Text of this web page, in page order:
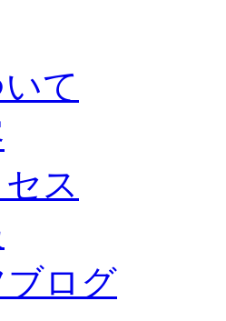
て
ス
ブログ